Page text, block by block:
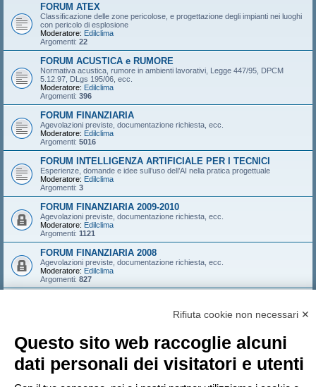
FORUM ATEX
Classificazione delle zone pericolose, e progettazione degli impianti nei luoghi
con pericolo di esplosione
Moderatore: Edilclima
Argomenti: 22
FORUM ACUSTICA e RUMORE
Normativa acustica, rumore in ambienti lavorativi, Legge 447/95, DPCM
5.12.97, DLgs 195/06, ecc.
Moderatore: Edilclima
Argomenti: 396
FORUM FINANZIARIA
Agevolazioni previste, documentazione richiesta, ecc.
Moderatore: Edilclima
Argomenti: 5016
FORUM INTELLIGENZA ARTIFICIALE PER I TECNICI
Esperienze, domande e idee sull’uso dell’AI nella pratica progettuale
Moderatore: Edilclima
Argomenti: 3
FORUM FINANZIARIA 2009-2010
Agevolazioni previste, documentazione richiesta, ecc.
Moderatore: Edilclima
Argomenti: 1121
FORUM FINANZIARIA 2008
Agevolazioni previste, documentazione richiesta, ecc.
Moderatore: Edilclima
Argomenti: 827
LOGIN
ISCRIVITI
Nome utente:
Rifiuta cookie non necessari ✕
Questo sito web raccoglie alcuni
dati personali dei visitatori e utenti